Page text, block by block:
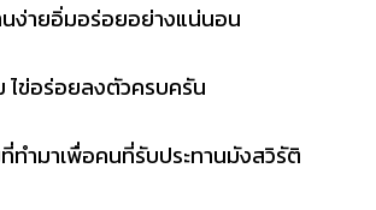
นง่ายอิ่มอร่อยอย่างแน่นอน
ไข่อร่อยลงตัวครบครัน
ทำมาเพื่อคนที่รับประทานมังสวิรัติ